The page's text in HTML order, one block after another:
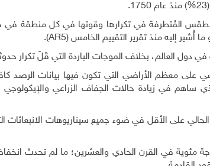
الطقس المُتطرفة في تكرارها وقوتها في كل منطقة في
أُشير إليه منذ تقرير التقييم الخامس (AR5)
.
دول العالم، بخلاف الموجات الباردة التي قَلَ تكرار
على معظم الأراضي التي تكون فيها بيانات الرصد
ساهم في زيادة حالات الجفاف الزراعي
على الأقل في ضوء جميع سيناريوهات الانبعاثات
أخرى سيُتجاوز الاحترار العالمي بمقدار 1.5 درجة مئوية و 2 درجة مئوية في القرن الحادي والعشرين؛ ما لم